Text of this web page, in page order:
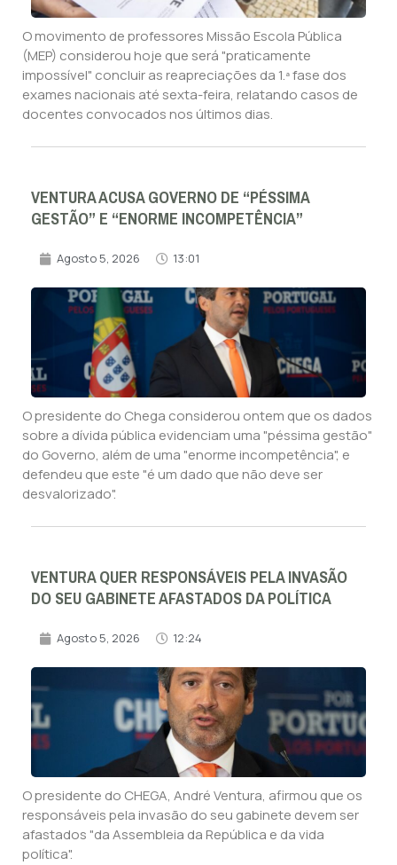
O movimento de professores Missão Escola Pública
(MEP) considerou hoje que será "praticamente
impossível" concluir as reapreciações da 1.ª fase dos
exames nacionais até sexta-feira, relatando casos de
docentes convocados nos últimos dias.
VENTURA ACUSA GOVERNO DE “PÉSSIMA
GESTÃO” E “ENORME INCOMPETÊNCIA”
Agosto 5, 2026 13:01
O presidente do Chega considerou ontem que os dados
sobre a dívida pública evidenciam uma "péssima gestão"
do Governo, além de uma "enorme incompetência", e
defendeu que este "é um dado que não deve ser
desvalorizado".
VENTURA QUER RESPONSÁVEIS PELA INVASÃO
DO SEU GABINETE AFASTADOS DA POLÍTICA
Agosto 5, 2026 12:24
O presidente do CHEGA, André Ventura, afirmou que os
responsáveis pela invasão do seu gabinete devem ser
afastados "da Assembleia da República e da vida
política".